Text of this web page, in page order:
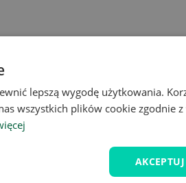
lepszą wygodę użytkowania.
wszystkich plików cookie zgodnie